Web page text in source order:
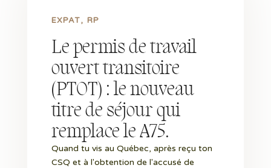
Le permis de travail
ouvert transitoire
(PTOT) : le nouveau
titre de séjour qui
remplace le A75.
EXPAT RP
Quand tu vis au Québec, après reçu ton
CSQ et à l'obtention de l'accusé de